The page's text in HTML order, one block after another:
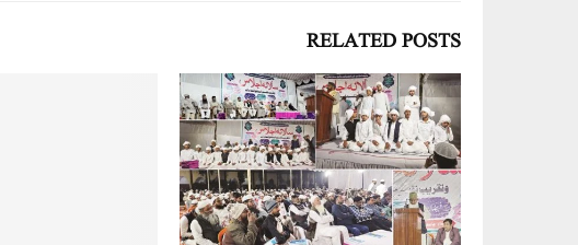
RELATED POSTS